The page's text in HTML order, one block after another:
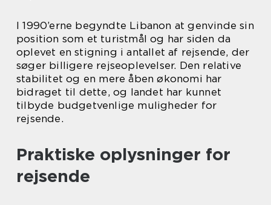
I 1990’erne begyndte Libanon at genvinde sin
position som et turistmål og har siden da
oplevet en stigning i antallet af rejsende, der
søger billigere rejseoplevelser. Den relative
stabilitet og en mere åben økonomi har
bidraget til dette, og landet har kunnet
tilbyde budgetvenlige muligheder for
rejsende.
Praktiske oplysninger for
rejsende